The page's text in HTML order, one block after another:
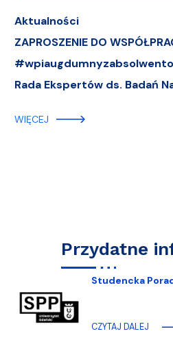
Aktualności
ZAPROSZENIE DO
Rada Ekspertów ds. Badań
WIĘCEJ
Przydatne
Studencka
CZYTAJ DALEJ